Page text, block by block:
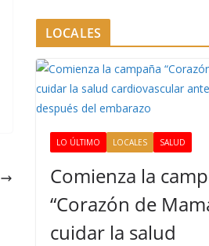
LOCALES
LO ÚLTIMO LOCALES SALUD
Comienza la
“Corazón de
cuidar la salud